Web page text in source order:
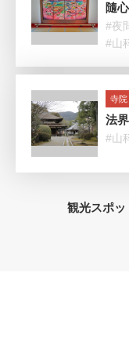
隨
#夜
#山
寺院
法
#山
観光スポ